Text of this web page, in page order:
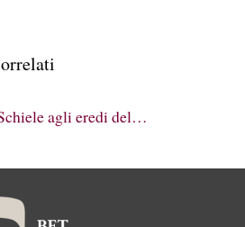
agli eredi del…